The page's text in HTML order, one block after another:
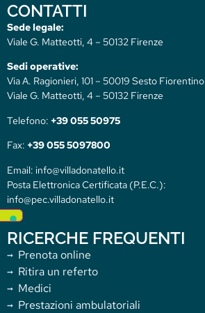
CONTATTI
Sede legale:
Viale G. Matteotti, 4 – 50132 Firenze
Sedi operative:
Via A. Ragionieri, 101 – 50019 Sesto Fiorentino
Viale G. Matteotti, 4 – 50132 Firenze
Telefono: +39 055 50975
Fax: +39 055 5097800
Email: info@villadonatello.it
Posta Elettronica Certificata (P.E.C.):
info@pec.villadonatello.it
RICERCHE FREQUENTI
Prenota online
Ritira un referto
Medici
Prestazioni ambulatoriali